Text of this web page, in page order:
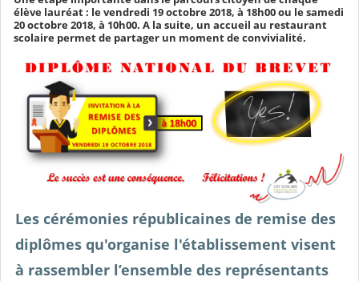
élève lauréat : le vendredi 19 octobre 2018, à 18h00 ou le samedi
20 octobre 2018, à 10h00. A la suite, un accueil au restaurant
scolaire permet de partager un moment de convivialité.
Les cérémonies républicaines de remise des
diplômes qu'organise l'établissement visent
à rassembler l’ensemble des représentants